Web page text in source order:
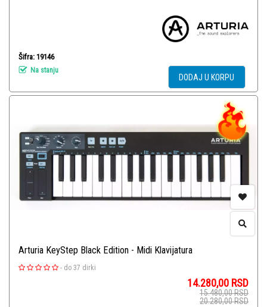
Šifra: 19146
Na stanju
DODAJ U KORPU
Arturia KeyStep Black Edition - Midi Klavijatura
- do 37 dirki
14.280,00 RSD
15.480,00RSD
20.280,00RSD